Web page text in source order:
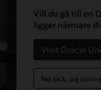
Vill du gå till en
ligger närmare
Visit Oracle
Nej tack, jag